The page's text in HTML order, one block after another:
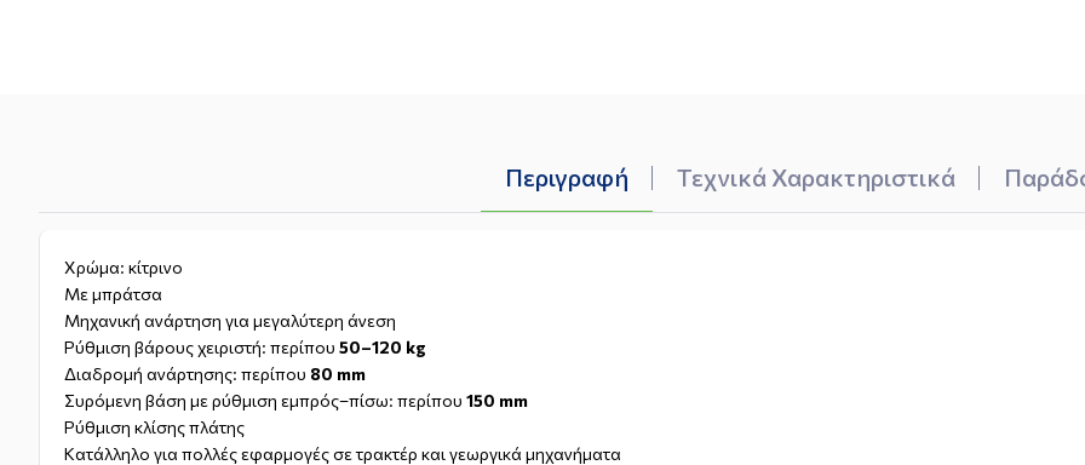
Περιγραφή Τεχνικά Χαρακτηριστικά
Χρώμα: κίτρινο
Με μπράτσα
Μηχανική ανάρτηση για μεγαλύτερη άνεση
Ρύθμιση βάρους χειριστή: περίπου 50–120 kg
Διαδρομή ανάρτησης: περίπου 80 mm
Συρόμενη βάση με ρύθμιση εμπρός–πίσω: περίπου 150 mm
Ρύθμιση κλίσης πλάτης
Κατάλληλο για πολλές εφαρμογές σε τρακτέρ και γεωργικά μηχανήματα